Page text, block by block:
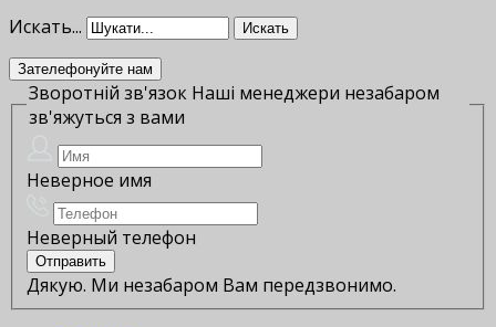
Искать... Искать
Зателефонуйте нам
Зворотній зв'язок Наші менеджери незабаром
зв'яжуться з вами
Неверное имя
Неверный телефон
Дякую. Ми незабаром Вам передзвонимо.